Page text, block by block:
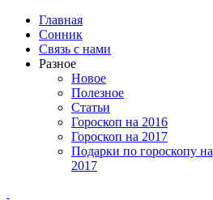
Главная
Сонник
Связь с нами
Разное
Новое
Полезное
Статьи
Гороскоп на 2016
Гороскоп на 2017
Подарки по гороскопу на
2017